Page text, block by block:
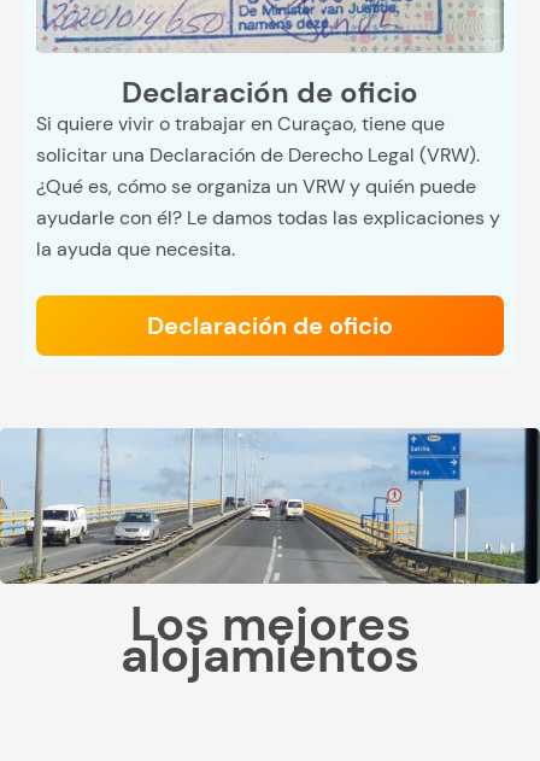
Declaración de oficio
Si quiere vivir o trabajar en Curaçao, tiene que
solicitar una Declaración de Derecho Legal (VRW).
¿Qué es, cómo se organiza un VRW y quién puede
ayudarle con él? Le damos todas las explicaciones y
la ayuda que necesita.
Declaración de oficio
Los mejores
alojamientos